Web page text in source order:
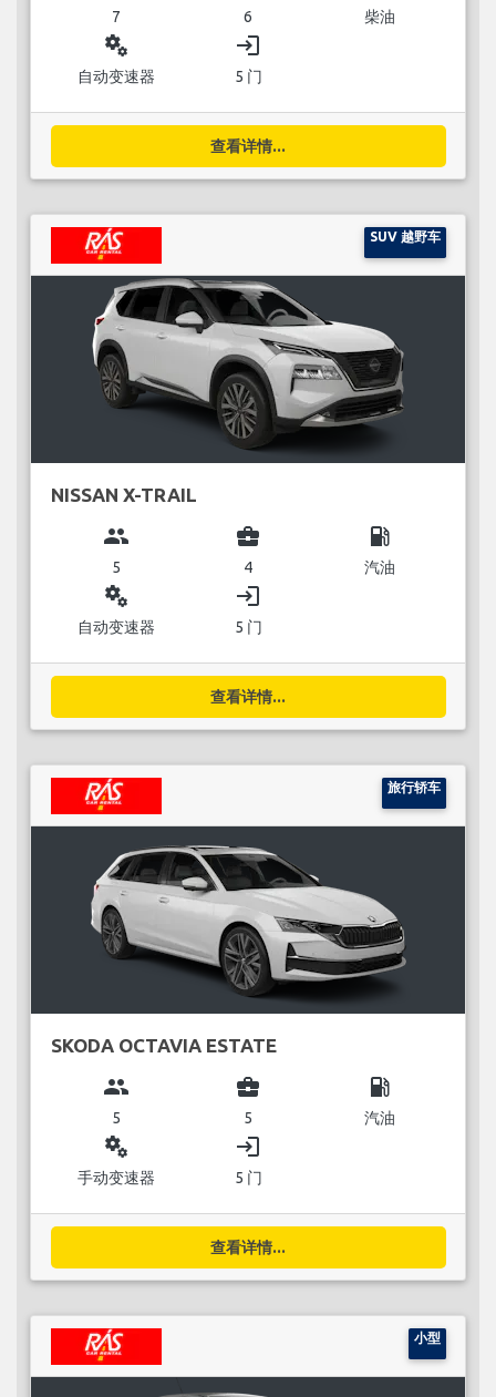
7 6 柴油
miscellaneous_services
自动变速器
login
5 门
查看详情...
SUV 越野车
NISSAN X-TRAIL
group
5
business_center
4
local_gas_station
汽油
miscellaneous_services
自动变速器
login
5 门
查看详情...
旅行轿车
SKODA OCTAVIA ESTATE
group
5
business_center
5
local_gas_station
汽油
miscellaneous_services
手动变速器
login
5 门
查看详情...
小型